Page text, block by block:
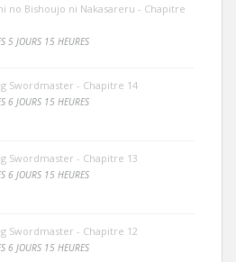
no Bishoujo ni Nakasareru - Chapitre
5 JOURS 15 HEURES
Swordmaster - Chapitre 14
6 JOURS 15 HEURES
Swordmaster - Chapitre 13
6 JOURS 15 HEURES
Swordmaster - Chapitre 12
6 JOURS 15 HEURES